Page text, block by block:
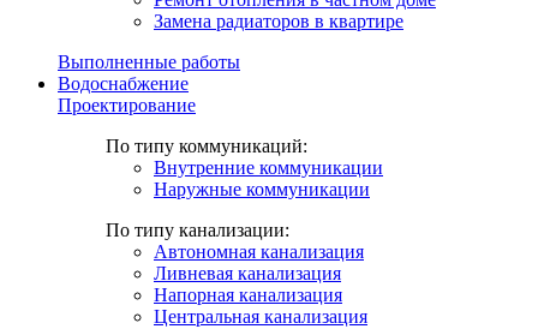
Замена радиаторов в квартире
Выполненные работы
Водоснабжение
Проектирование
По типу коммуникаций:
Внутренние коммуникации
Наружные коммуникации
По типу канализации:
Автономная канализация
Ливневая канализация
Напорная канализация
Центральная канализация